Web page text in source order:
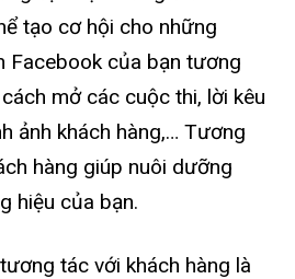
tạo cơ hội cho những
Facebook của bạn tương
mở các cuộc thi, lời kêu
ảnh khách hàng,… Tương
hàng giúp nuôi dưỡng
hiệu của bạn.
tác với khách hàng là